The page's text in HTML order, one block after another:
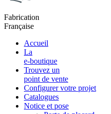
Fabrication
Française
Accueil
La
e-boutique
Trouvez un
point de vente
Configurer votre projet
Catalogues
Notice et pose